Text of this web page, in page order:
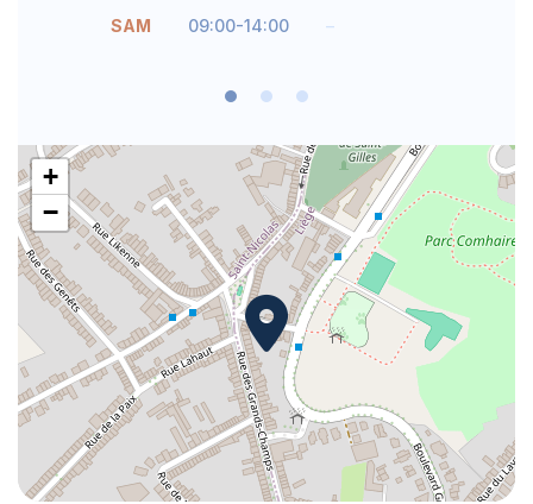
SAM
09:00-14:00 –
+
−